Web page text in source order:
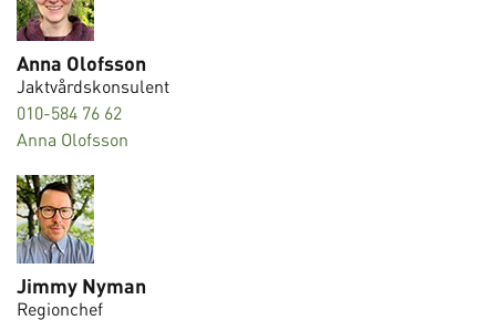
Anna Olofsson
Jaktvårdskonsulent
010-584 76 62
Anna Olofsson
Jimmy Nyman
Regionchef